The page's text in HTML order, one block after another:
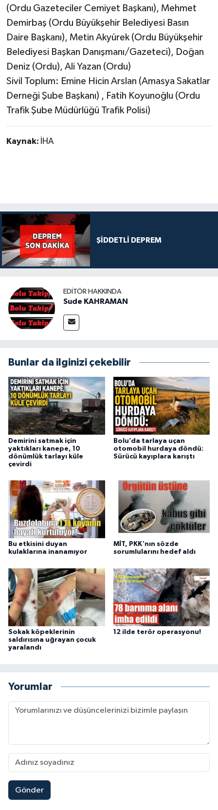
(Ordu Gazeteciler Cemiyet Başkanı), Mehmet
Demirbaş (Ordu Büyükşehir Belediyesi Basın
Daire Başkanı), Metin Akyürek (Ordu Büyükşehir
Belediyesi Başkan Danışmanı/Gazeteci), Doğan
Deniz (Ordu), Ali Yazan (Ordu)
Sivil Toplum: Emine Hicin Arslan (Amasya Sakatlar
Derneği Şube Başkanı) , Fatih Koyunoğlu (Ordu
Trafik Şube Müdürlüğü Trafik Polisi)
Kaynak: İHA
ŞİDDETLİ DEPREM
EDITÖR HAKKINDA
Sude KAHRAMAN
Bunlar da ilginizi çekebilir
Demirini satmak için
yaktıkları kanepe, 10
dönümlük tarlayı küle
çevirdi
Bolu’da tarlaya uçan
otomobil hurdaya döndü:
Sürücü kayıplara karıştı
Bu etkisini duyan
kulaklarına inanamıyor
MİT, PKK'nın sözde
sorumlularını hedef aldı
Sokak köpeklerinin
saldırısına uğrayan çocuk
yaralandı
12 ilde terör operasyonu!
Yorumlar
Gönder